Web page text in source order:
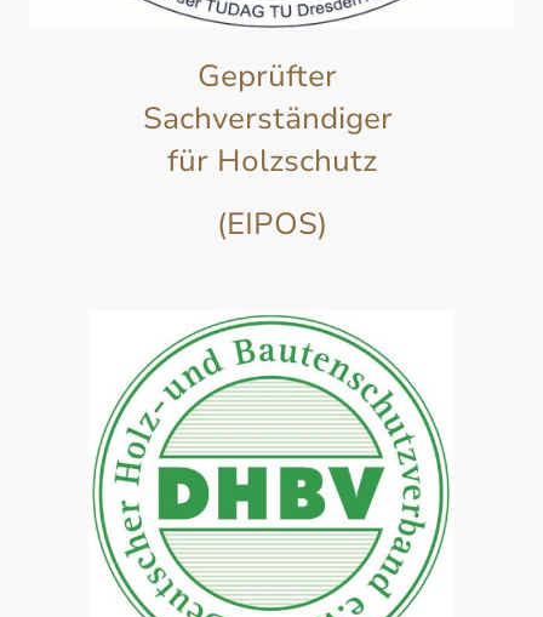
Geprüfter
Sachverständiger
für Holzschutz
(EIPOS)